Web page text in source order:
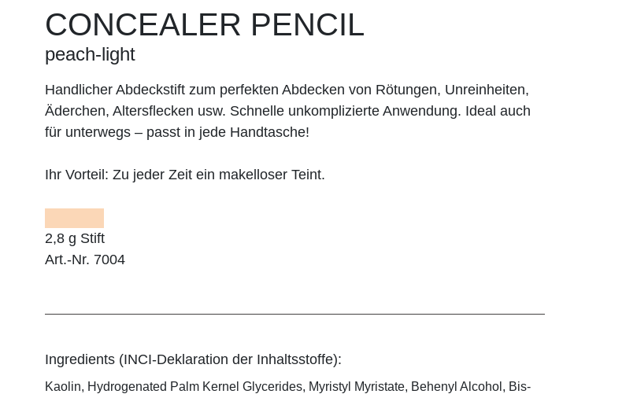
CONCEALER PENCIL
peach-light
Handlicher Abdeckstift zum perfekten Abdecken von Rötungen, Unreinheiten,
Äderchen, Altersflecken usw. Schnelle unkomplizierte Anwendung. Ideal auch
für unterwegs – passt in jede Handtasche!
Ihr Vorteil: Zu jeder Zeit ein makelloser Teint.
2,8 g Stift
Art.-Nr. 7004
Ingredients (INCI-Deklaration der Inhaltsstoffe):
Kaolin, Hydrogenated Palm Kernel Glycerides, Myristyl Myristate, Behenyl Alcohol, Bis-